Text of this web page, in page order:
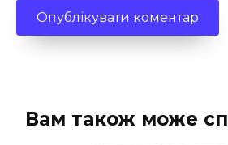
Вам також може